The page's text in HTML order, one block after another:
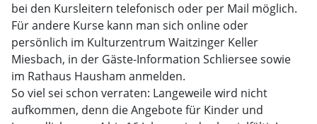
bei den Kursleitern telefonisch oder per Mail möglich.
Für andere Kurse kann man sich online oder
persönlich im Kulturzentrum Waitzinger Keller
Miesbach, in der Gäste-Information Schliersee sowie
im Rathaus Hausham anmelden.
So viel sei schon verraten: Langeweile wird nicht
aufkommen, denn die Angebote für Kinder und